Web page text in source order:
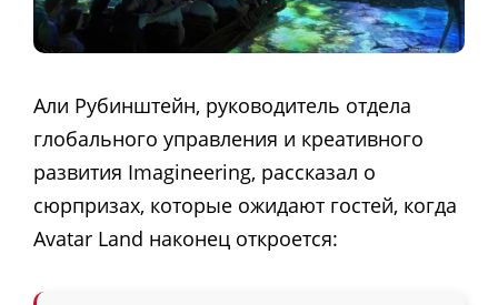
Али Рубинштейн, руководитель отдела
глобального управления и креативного
развития Imagineering, рассказал о
сюрпризах, которые ожидают гостей, когда
Avatar Land наконец откроется: